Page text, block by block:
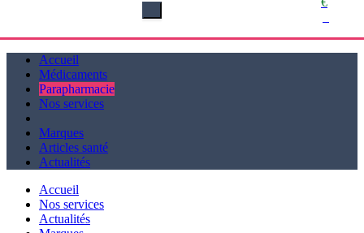
Accueil
Médicaments
Parapharmacie
Nos services
Marques
Articles santé
Actualités
Accueil
Nos services
Actualités